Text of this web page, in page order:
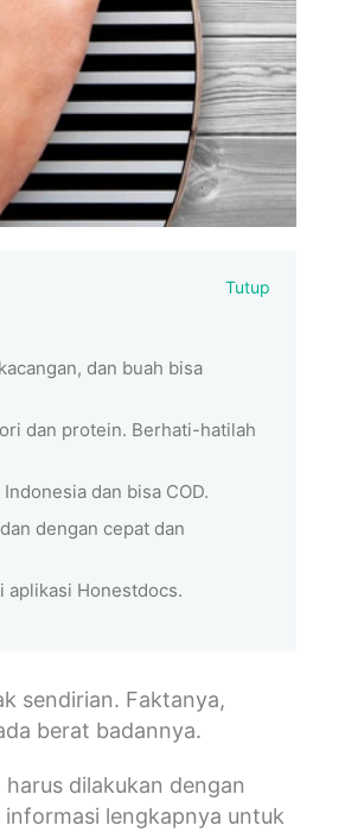
Tutup
dan buah bisa
dan protein. Berhati-hatilah
dan bisa COD.
dengan cepat dan
aplikasi Honestdocs.
sendirian. Faktanya,
berat badannya.
dilakukan dengan
lengkapnya untuk